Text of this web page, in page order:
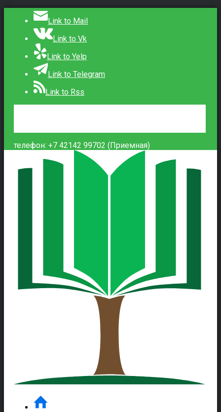
Link to Mail
Link to Vk
Link to Yelp
Link to Telegram
Link to Rss
телефон: +7 42142 99702 (Приемная)